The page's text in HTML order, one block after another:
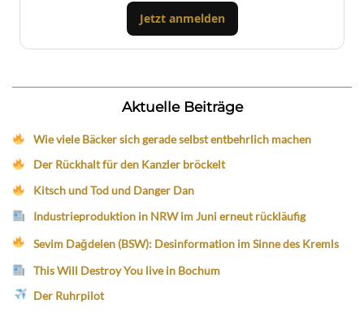
Jetzt anmelden
Aktuelle Beiträge
Wie viele Bäcker sich gerade selbst entbehrlich machen
Der Rückhalt für den Kanzler bröckelt
Kitsch und Tod und Danger Dan
Industrieproduktion in NRW im Juni erneut rückläufig
Sevim Dağdelen (BSW): Desinformation im Sinne des Kremls
This Will Destroy You live in Bochum
Der Ruhrpilot